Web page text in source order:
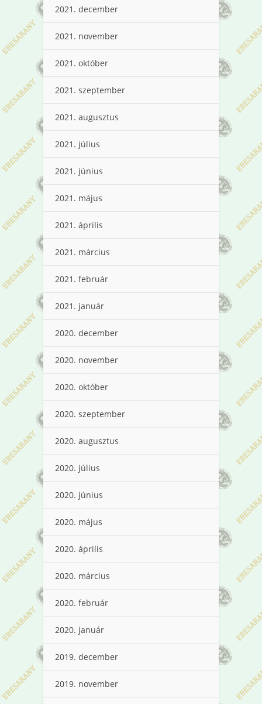
2021. december
2021. november
2021. október
2021. szeptember
2021. augusztus
2021. július
2021. június
2021. május
2021. április
2021. március
2021. február
2021. január
2020. december
2020. november
2020. október
2020. szeptember
2020. augusztus
2020. július
2020. június
2020. május
2020. április
2020. március
2020. február
2020. január
2019. december
2019. november